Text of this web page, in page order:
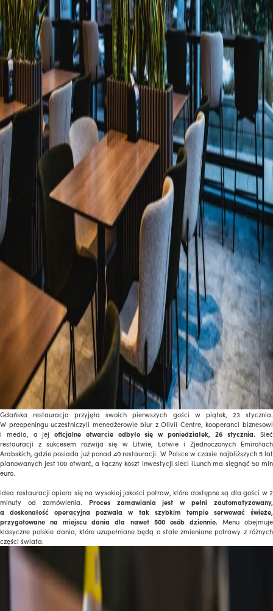
Gdańska restauracja przyjęła swoich pierwszych gości w piątek, 23 stycznia.
W preopeningu uczestniczyli menedżerowie biur z Olivii Centre, kooperanci biznesowi
i media, a jej oficjalne otwarcie odbyło się w poniedziałek, 26 stycznia. Sieć
restauracji z sukcesem rozwija się w Litwie, Łotwie i Zjednoczonych Emiratach
Arabskich, gdzie posiada już ponad 40 restauracji. W Polsce w czasie najbliższych 5 lat
planowanych jest 100 otwarć, a łączny koszt inwestycji sieci iLunch ma sięgnąć 50 mln
euro.
Idea restauracji opiera się na wysokiej jakości potraw, które dostępne są dla gości w 2
minuty od zamówienia. Proces zamawiania jest w pełni zautomatyzowany,
a doskonałość operacyjna pozwala w tak szybkim tempie serwować świeże,
przygotowane na miejscu dania dla nawet 500 osób dziennie. Menu obejmuje
klasyczne polskie dania, które uzupełniane będą o stale zmieniane potrawy z różnych
części świata.